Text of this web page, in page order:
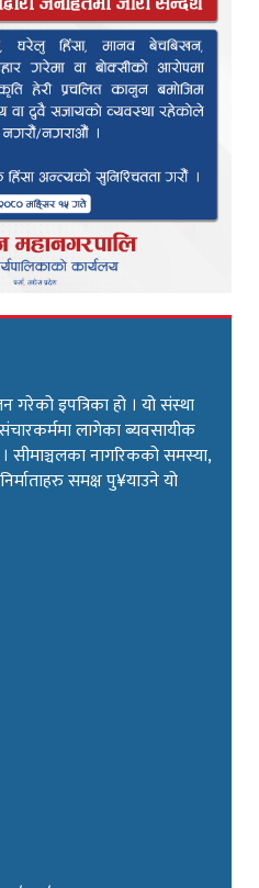
गरेको इपत्रिका हो । यो संस्था
लागेका ब्यवसायीक
सीमाञ्चलका नागरिकको समस्या,
समक्ष पु¥याउने यो